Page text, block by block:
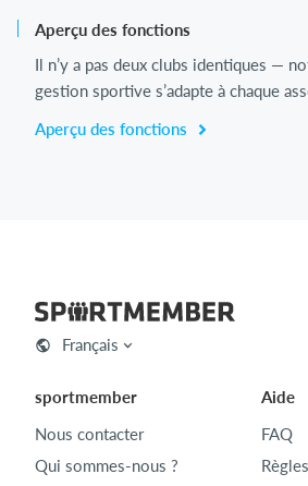
Aperçu des fonctions
Il n’y a pas deux clubs identiques —
gestion sportive s’adapte à chaque
Aperçu des fonctions
Français
sportmember
Nous contacter
Qui sommes-nous ?
Aide
FAQ